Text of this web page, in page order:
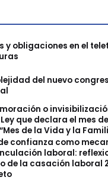
y obligaciones en el
del nuevo
o
que declara el mes
de la Vida y la
confianza como
laboral:
de la casación laboral